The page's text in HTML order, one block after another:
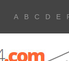
A B C D E